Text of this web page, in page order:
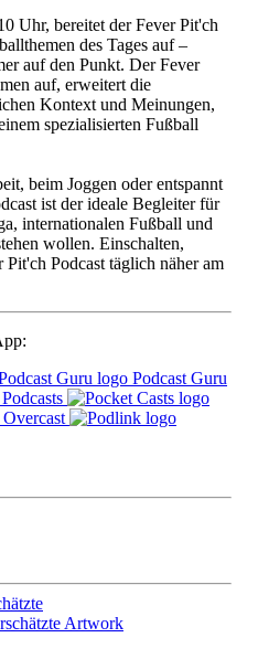
Uhr, bereitet der Fever Pit'ch
des Tages auf –
auf den Punkt. Der Fever
auf, erweitert die
Kontext und Meinungen,
spezialisierten Fußball
beim Joggen oder entspannt
ist der ideale Begleiter für
internationalen Fußball und
wollen. Einschalten,
Podcast täglich näher am
Podcast Guru
Overcast